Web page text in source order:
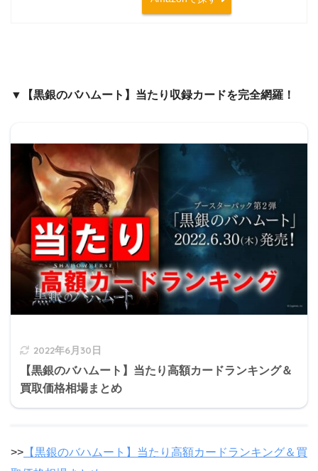
▼【黒銀のバハムート】当たり収録カードを完全網羅！
2022年6月30日
【黒銀のバハムート】当たり高額カードランキング＆
買取価格相場まとめ
>> 【黒銀のバハムート】当たり高額カードランキング＆買